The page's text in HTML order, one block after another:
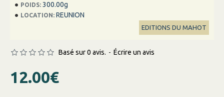
POIDS: 300.00g
LOCATION: REUNION
EDITIONS DU MAHOT
Basé sur 0 avis. - Écrire un avis
12.00€